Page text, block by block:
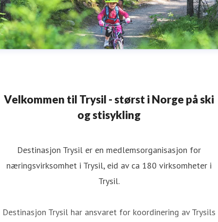
Velkommen til Trysil - størst i Norge på ski
og stisykling
Destinasjon Trysil er en medlemsorganisasjon for
næringsvirksomhet i Trysil, eid av ca 180 virksomheter i
Trysil.
Destinasjon Trysil har ansvaret for koordinering av Trysils